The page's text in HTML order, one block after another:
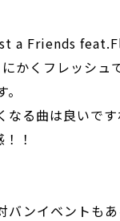
a Friends
かくフレッシュ
なる曲は良いで
！
バンイベントも